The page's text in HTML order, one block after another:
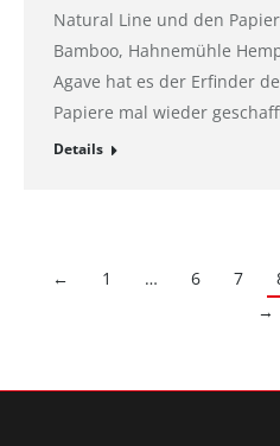
Natural Line und den
Bamboo, Hahnemühle
Agave hat es der Erfinder
Papiere mal wieder
Details
← 1 … 6 7
→